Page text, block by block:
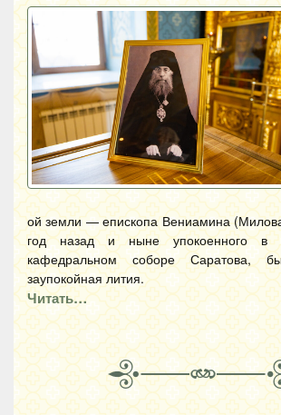
ой земли — епископа Вениамина
год назад и ныне упокоенного в
кафедральном соборе Саратова,
заупокойная лития.
Читать…